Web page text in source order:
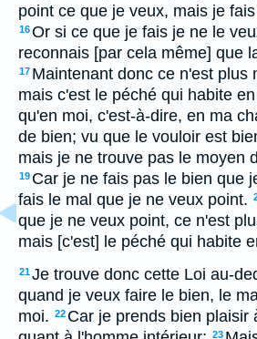
point ce que je veux, mais je
16Or si ce que je fais je ne le
reconnais [par cela même] que
17 Maintenant donc ce n'est plus
mais c'est le péché qui habite
qu'en moi, c'est-à-dire, en ma
de bien; vu que le vouloir est
mais je ne trouve pas le moyen
19 Car je ne fais pas le bien que
fais le mal que je ne veux point.
que je ne veux point, ce n'est
mais [c'est] le péché qui habite
21Je trouve donc cette Loi au-
quand je veux faire le bien, le
moi. 22 Car je prends bien plaisir
23